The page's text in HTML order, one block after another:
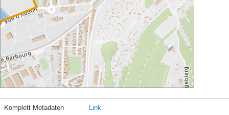
Komplett Metadaten Link